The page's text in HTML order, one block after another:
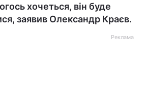
хочеться, він буде
заявив Олександр Краєв.
Реклама